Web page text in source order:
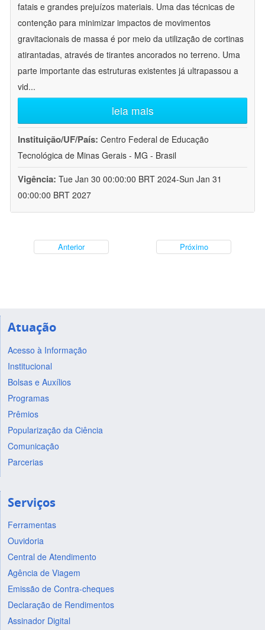
fatais e grandes prejuízos materiais. Uma das técnicas de
contenção para minimizar impactos de movimentos
gravitacionais de massa é por meio da utilização de cortinas
atirantadas, através de tirantes ancorados no terreno. Uma
parte importante das estruturas existentes já ultrapassou a
vid...
leia mais
Instituição/UF/País: Centro Federal de Educação
Tecnológica de Minas Gerais - MG - Brasil
Vigência: Tue Jan 30 00:00:00 BRT 2024-Sun Jan 31
00:00:00 BRT 2027
Anterior Próximo
Atuação
Acesso à Informação
Institucional
Bolsas e Auxílios
Programas
Prêmios
Popularização da Ciência
Comunicação
Parcerias
Serviços
Ferramentas
Ouvidoria
Central de Atendimento
Agência de Viagem
Emissão de Contra-cheques
Declaração de Rendimentos
Assinador Digital